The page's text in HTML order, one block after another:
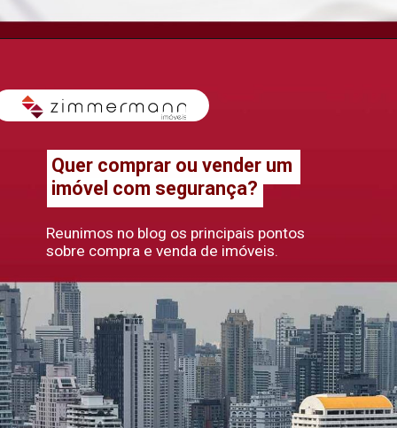
Quer comprar ou vender um
imóvel com segurança?
Reunimos no blog os principais pontos
sobre compra e venda de imóveis.